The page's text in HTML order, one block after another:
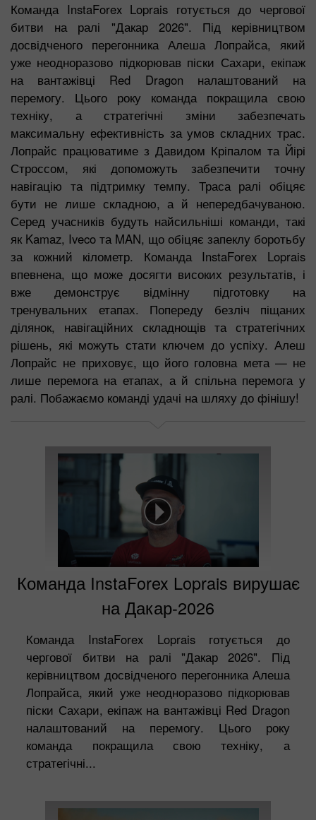
Команда InstaForex Loprais готується до чергової
битви на ралі "Дакар 2026". Під керівництвом
досвідченого перегонника Алеша Лопрайса, який
уже неодноразово підкорював піски Сахари, екіпаж
на вантажівці Red Dragon налаштований на
перемогу. Цього року команда покращила свою
техніку, а стратегічні зміни забезпечать
максимальну ефективність за умов складних трас.
Лопрайс працюватиме з Давидом Кріпалом та Йірі
Строссом, які допоможуть забезпечити точну
навігацію та підтримку темпу. Траса ралі обіцяє
бути не лише складною, а й непередбачуваною.
Серед учасників будуть найсильніші команди, такі
як Kamaz, Iveco та MAN, що обіцяє запеклу боротьбу
за кожний кілометр. Команда InstaForex Loprais
впевнена, що може досягти високих результатів, і
вже демонструє відмінну підготовку на
тренувальних етапах. Попереду безліч піщаних
ділянок, навігаційних складнощів та стратегічних
рішень, які можуть стати ключем до успіху. Алеш
Лопрайс не приховує, що його головна мета — не
лише перемога на етапах, а й спільна перемога у
ралі. Побажаємо команді удачі на шляху до фінішу!
Команда InstaForex Loprais вирушає
на Дакар-2026
Команда InstaForex Loprais готується до
чергової битви на ралі "Дакар 2026". Під
керівництвом досвідченого перегонника Алеша
Лопрайса, який уже неодноразово підкорював
піски Сахари, екіпаж на вантажівці Red Dragon
налаштований на перемогу. Цього року
команда покращила свою техніку, а
стратегічні...